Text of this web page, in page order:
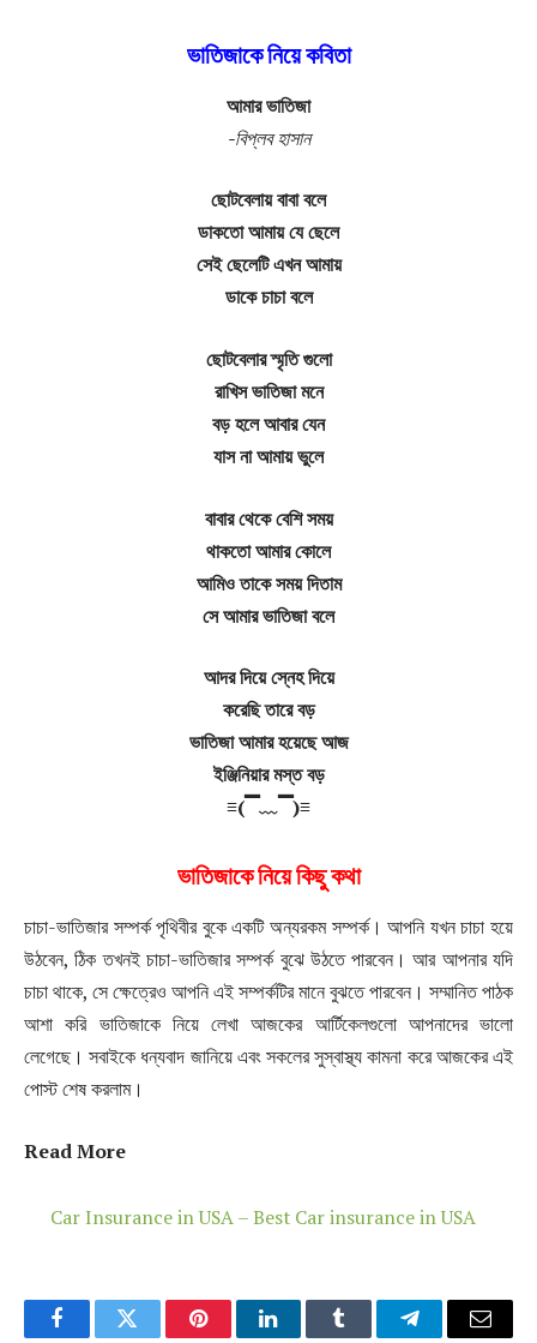
ভাতিজাকে নিয়ে কবিতা
আমার ভাতিজা
-বিপ্লব হাসান
ছোটবেলায় বাবা বলে
ডাকতো আমায় যে ছেলে
সেই ছেলেটি এখন আমায়
ডাকে চাচা বলে
ছোটবেলার স্মৃতি গুলো
রাখিস ভাতিজা মনে
বড় হলে আবার যেন
যাস না আমায় ভুলে
বাবার থেকে বেশি সময়
থাকতো আমার কোলে
আমিও তাকে সময় দিতাম
সে আমার ভাতিজা বলে
আদর দিয়ে স্নেহ দিয়ে
করেছি তারে বড়
ভাতিজা আমার হয়েছে আজ
ইঞ্জিনিয়ার মস্ত বড়
≡(▔﹏▔)≡
ভাতিজাকে নিয়ে কিছু কথা
চাচা-ভাতিজার সম্পর্ক পৃথিবীর বুকে একটি অন্যরকম সম্পর্ক। আপনি যখন চাচা হয়ে
উঠবেন, ঠিক তখনই চাচা-ভাতিজার সম্পর্ক বুঝে উঠতে পারবেন। আর আপনার যদি
চাচা থাকে, সে ক্ষেত্রেও আপনি এই সম্পর্কটির মানে বুঝতে পারবেন। সম্মানিত পাঠক
আশা করি ভাতিজাকে নিয়ে লেখা আজকের আর্টিকেলগুলো আপনাদের ভালো
লেগেছে। সবাইকে ধন্যবাদ জানিয়ে এবং সকলের সুস্বাস্থ্য কামনা করে আজকের এই
পোস্ট শেষ করলাম।
Read More
Car Insurance in USA – Best Car insurance in USA
FacebookTwitter PinterestLinkedInTumblr TelegramEmail